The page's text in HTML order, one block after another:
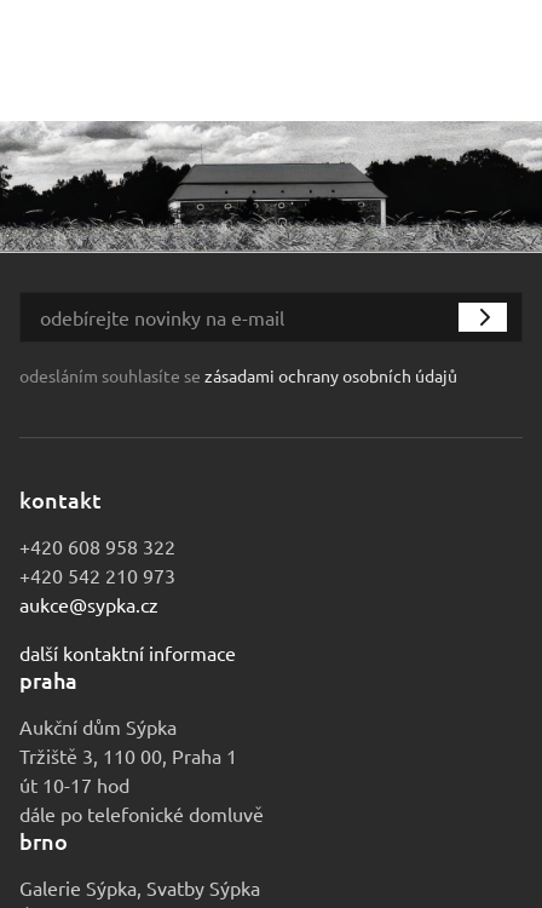
odesláním souhlasíte se zásadami ochrany osobních údajů
kontakt
+420 608 958 322
+420 542 210 973
aukce@sypka.cz
další kontaktní informace
praha
Aukční dům Sýpka
Tržiště 3, 110 00, Praha 1
út 10-17 hod
dále po telefonické domluvě
brno
Galerie Sýpka, Svatby Sýpka